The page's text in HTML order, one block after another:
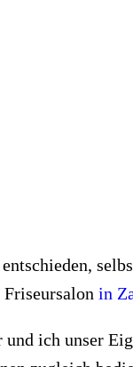
in
ich unser